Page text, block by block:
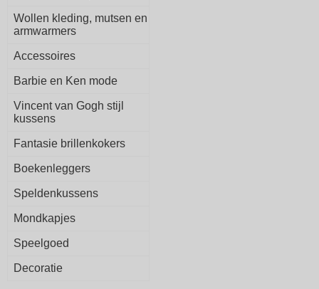
Wollen kleding, mutsen en
armwarmers
Accessoires
Barbie en Ken mode
Vincent van Gogh stijl
kussens
Fantasie brillenkokers
Boekenleggers
Speldenkussens
Mondkapjes
Speelgoed
Decoratie